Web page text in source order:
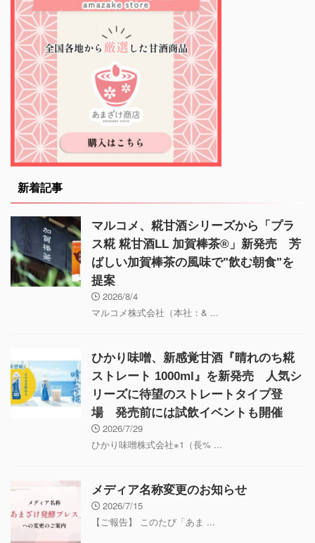
新着記事
マルコメ、糀甘酒シリーズから「プラ
ス糀 糀甘酒LL 加賀棒茶®」新発売 芳
ばしい加賀棒茶の風味で"飲む朝食"を
提案
2026/8/4
マルコメ株式会社（本社：& ...
ひかり味噌、新感覚甘酒『晴れのち糀
ストレート 1000ml』を新発売 人気シ
リーズに待望のストレートタイプ登
場 発売前には試飲イベントも開催
2026/7/29
ひかり味噌株式会社※1（長% ...
メディア名称変更のお知らせ
2026/7/15
【ご報告】 このたび「あま ...